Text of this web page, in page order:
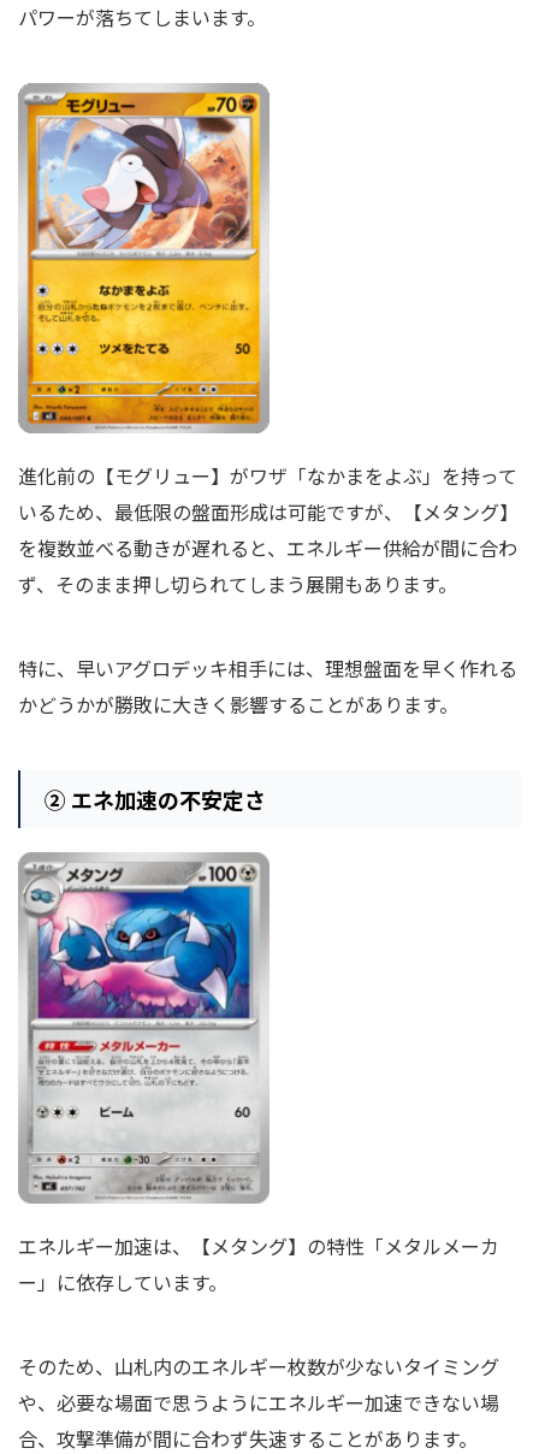
パワーが落ちてしまいます。
進化前の【モグリュー】がワザ「なかまをよぶ」を持って
いるため、最低限の盤面形成は可能ですが、【メタング】
を複数並べる動きが遅れると、エネルギー供給が間に合わ
ず、そのまま押し切られてしまう展開もあります。
特に、早いアグロデッキ相手には、理想盤面を早く作れる
かどうかが勝敗に大きく影響することがあります。
② エネ加速の不安定さ
エネルギー加速は、【メタング】の特性「メタルメーカ
ー」に依存しています。
そのため、山札内のエネルギー枚数が少ないタイミング
や、必要な場面で思うようにエネルギー加速できない場
合、攻撃準備が間に合わず失速することがあります。